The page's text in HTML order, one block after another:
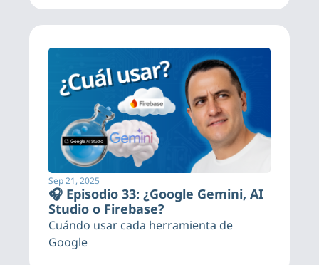
Sep 21, 2025
🎧 Episodio 33: ¿Google Gemini, AI
Studio o Firebase?
Cuándo usar cada herramienta de
Google